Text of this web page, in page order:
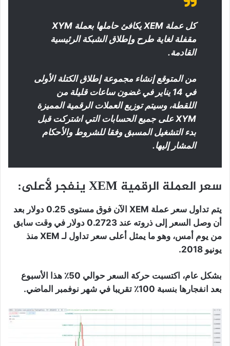
مقفلة لغاية طرح وإطلاق الشبكة الرئيسية
القادمة.
من المتوقع إنشاء مجموعة إطلاق الكتلة الأولى
في 14 يناير في غضون ساعات قليلة من
اللقطة، وسيتم توزيع العملات الرقمية المميزة
XYM على جميع الحسابات التي اشتركت قبل
بدء التشغيل المسبق وفقا للشروط والأحكام
المشار إليها.
سعر العملة الرقمية XEM ينفجر لأعلى:
يتم تداول سعر عملة XEM الآن فوق مستوى 0.25 دولار بعد
أن وصل السعر إلى ذروته عند 0.2723 دولار في وقت سابق
من يوم أمس، وهو ما يمثل أعلى سعر تداول لـ XEM منذ
يونيو 2018.
بشكل عام، اكتسبت حركة السعر حوالي 50٪ هذا الأسبوع
بعد انفجارها بنسبة 100٪ تقريبا في شهر نوفمبر الماضي.